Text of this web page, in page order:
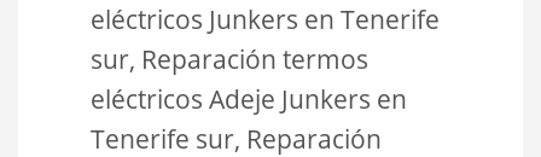
eléctricos Junkers en Tenerife
sur, Reparación termos
eléctricos Adeje Junkers en
Tenerife sur, Reparación